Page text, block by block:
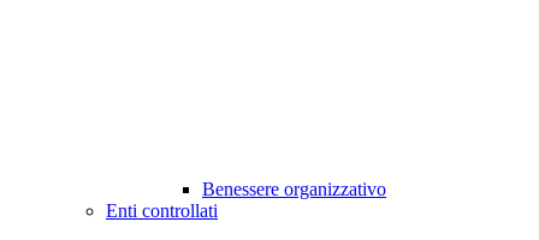
Benessere organizzativo
Enti controllati